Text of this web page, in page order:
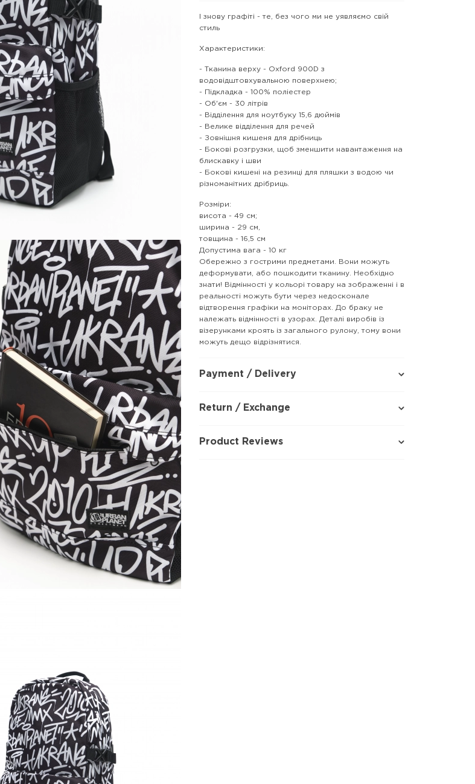
І знову графіті - те, без чого ми не уявляємо свій
стиль
Характеристики:
- Тканина верху - Oxford 900D з
водовідштовхувальною поверхнею;
- Підкладка - 100% поліестер
- Об'єм - 30 літрів
- Відділення для ноутбуку 15,6 дюймів
- Велике відділення для речей
- Зовнішня кишеня для дрібниць
- Бокові розгрузки, щоб зменшити навантаження на
блискавку і шви
- Бокові кишені на резинці для пляшки з водою чи
різноманітних дрібриць.
Розміри:
висота - 49 см;
ширина - 29 см,
товщина - 16,5 см
Допустима вага - 10 кг
Обережно з гострими предметами. Вони можуть
деформувати, або пошкодити тканину. Необхідно
знати! Відмінності у кольорі товару на зображенні і в
реальності можуть бути через недосконале
відтворення графіки на моніторах. До браку не
належать відмінності в узорах. Деталі виробів із
візерунками кроять із загального рулону, тому вони
можуть дещо відрізнятися.
Payment / Delivery
Return / Exchange
Product Reviews